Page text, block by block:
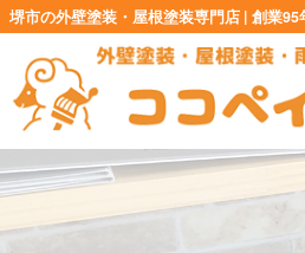
堺市の外壁塗装・屋根塗装専門店 | 創業